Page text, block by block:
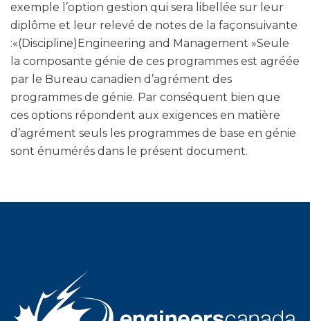
exemple l’option gestion qui sera libellée sur leur
diplôme et leur relevé de notes de la façonsuivante
:«(Discipline)Engineering and Management »Seule
la composante génie de ces programmes est agréée
par le Bureau canadien d’agrément des
programmes de génie. Par conséquent bien que
ces options répondent aux exigences en matière
d’agrément seuls les programmes de base en génie
sont énumérés dans le présent document.